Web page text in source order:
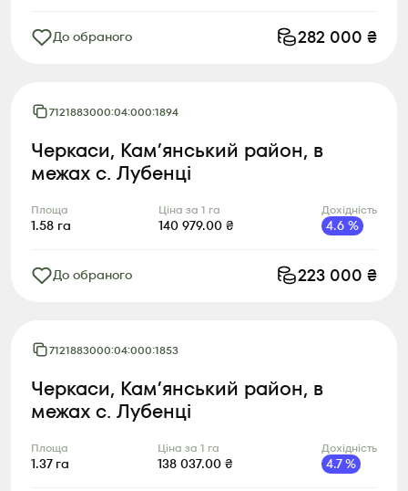
До обраного 282 000 ₴
7121883000:04:000:1894
Черкаси, Камʼянський район, в
межах с. Лубенці
Площа
1.58 га
Ціна за 1 га
140 979.00 ₴
Дохідність
4.6 %
До обраного 223 000 ₴
7121883000:04:000:1853
Черкаси, Камʼянський район, в
межах с. Лубенці
Площа
1.37 га
Ціна за 1 га
138 037.00 ₴
Дохідність
4.7%